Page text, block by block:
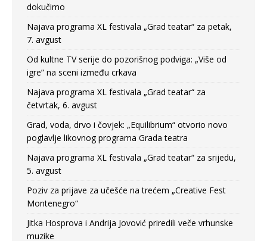
dokučimo
Najava programa XL festivala „Grad teatar“ za petak,
7. avgust
Od kultne TV serije do pozorišnog podviga: „Više od
igre” na sceni između crkava
Najava programa XL festivala „Grad teatar“ za
četvrtak, 6. avgust
Grad, voda, drvo i čovjek: „Equilibrium“ otvorio novo
poglavlje likovnog programa Grada teatra
Najava programa XL festivala „Grad teatar“ za srijedu,
5. avgust
Poziv za prijave za učešće na trećem „Creative Fest
Montenegro“
Jitka Hosprova i Andrija Jovović priredili veče vrhunske
muzike